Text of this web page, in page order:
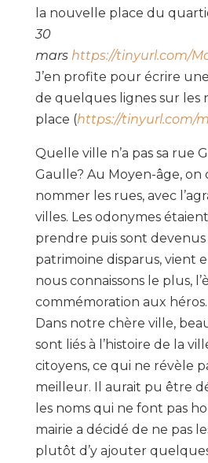
la nouvelle place du
30
mars https://tinyurl.com/
J’en profite pour écrire
de quelques lignes sur les
place (https://tinyurl.com/
Quelle ville n’a pas sa rue
Gaulle? Au Moyen-âge, on
nommer les rues, avec
villes. Les odonymes
prendre puis sont devenus
patrimoine disparus, vient
nous connaissons le plus,
commémoration aux héros.
Dans notre chère ville,
sont liés à l’histoire de la
citoyens, ce qui ne révèle
meilleur. Il aurait pu être
les noms qui ne font pas
mairie a décidé de ne pas
plutôt d’y ajouter